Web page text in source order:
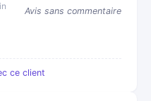
Avis sans commentaire
ce client